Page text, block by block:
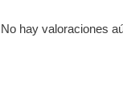
No hay valoraciones